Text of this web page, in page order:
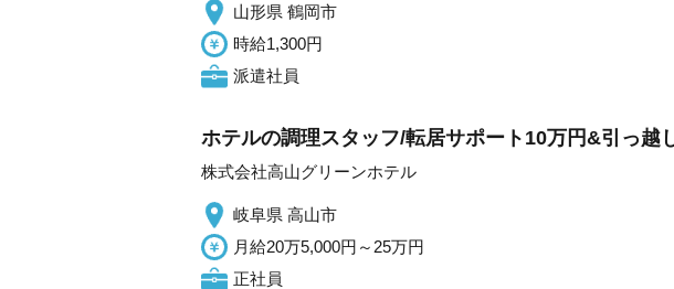
山形県 鶴岡市
時給1,300円
派遣社員
ホテルの調理スタッフ/転居サポート10万円&引っ越
株式会社高山グリーンホテル
岐阜県 高山市
月給20万5,000円～25万円
正社員